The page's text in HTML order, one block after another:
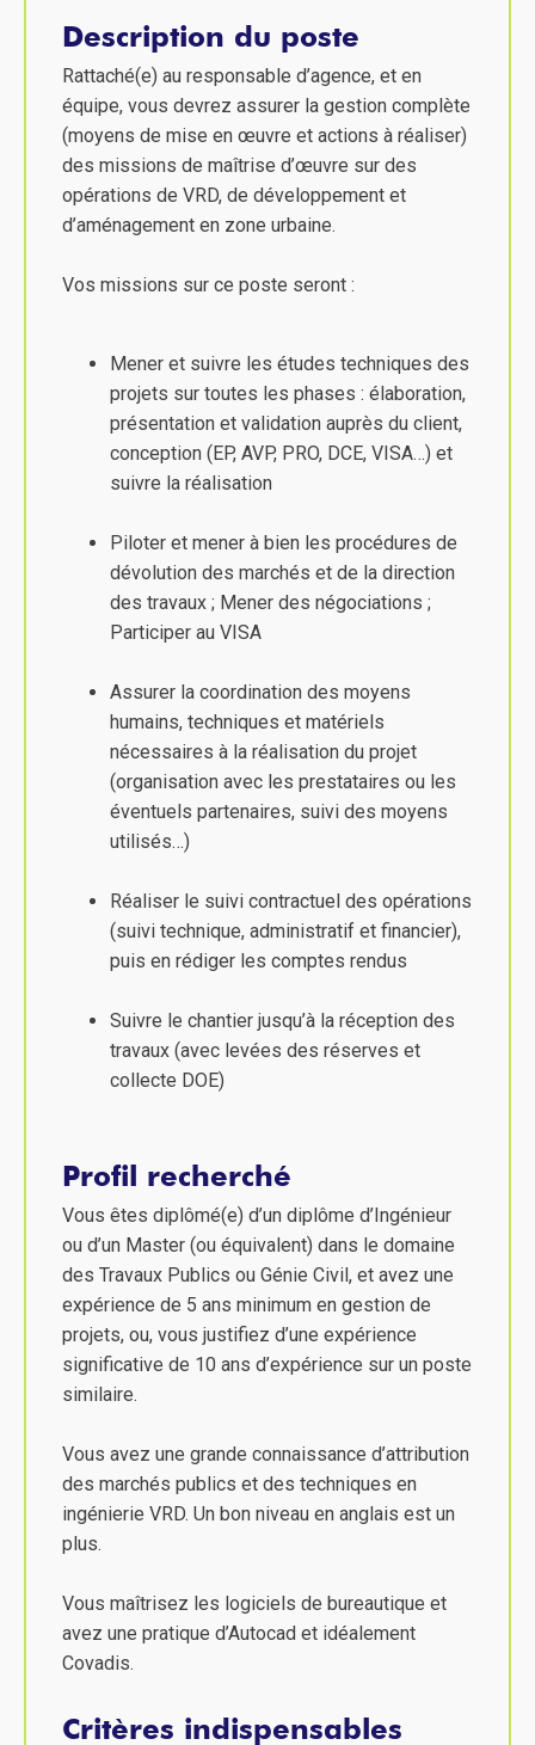
Description du poste
Rattaché(e) au responsable d’agence, et en
équipe, vous devrez assurer la gestion complète
(moyens de mise en œuvre et actions à réaliser)
des missions de maîtrise d’œuvre sur des
opérations de VRD, de développement et
d’aménagement en zone urbaine.
Vos missions sur ce poste seront :
Mener et suivre les études techniques des
projets sur toutes les phases : élaboration,
présentation et validation auprès du client,
conception (EP, AVP, PRO, DCE, VISA…) et
suivre la réalisation
Piloter et mener à bien les procédures de
dévolution des marchés et de la direction
des travaux ; Mener des négociations ;
Participer au VISA
Assurer la coordination des moyens
humains, techniques et matériels
nécessaires à la réalisation du projet
(organisation avec les prestataires ou les
éventuels partenaires, suivi des moyens
utilisés…)
Réaliser le suivi contractuel des opérations
(suivi technique, administratif et financier),
puis en rédiger les comptes rendus
Suivre le chantier jusqu’à la réception des
travaux (avec levées des réserves et
collecte DOE)
Profil recherché
Vous êtes diplômé(e) d’un diplôme d’Ingénieur
ou d’un Master (ou équivalent) dans le domaine
des Travaux Publics ou Génie Civil, et avez une
expérience de 5 ans minimum en gestion de
projets, ou, vous justifiez d’une expérience
significative de 10 ans d’expérience sur un poste
similaire.
Vous avez une grande connaissance d’attribution
des marchés publics et des techniques en
ingénierie VRD. Un bon niveau en anglais est un
plus.
Vous maîtrisez les logiciels de bureautique et
avez une pratique d’Autocad et idéalement
Covadis.
Critères indispensables